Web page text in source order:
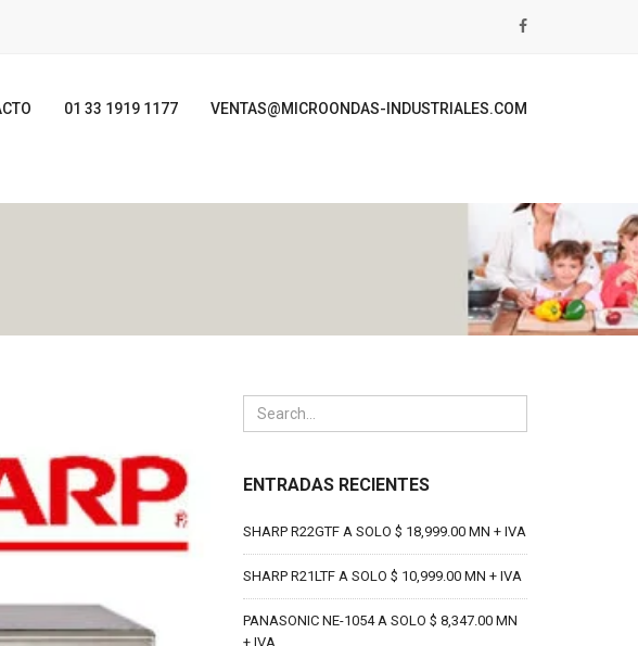
01 33 1919 1177 VENTAS@MICROONDAS-INDUSTRIALES.COM
ENTRADAS RECIENTES
SHARP R22GTF A SOLO $ 18,999.00 MN + IVA
SHARP R21LTF A SOLO $ 10,999.00 MN + IVA
PANASONIC NE-1054 A SOLO $ 8,347.00 MN
+ IVA